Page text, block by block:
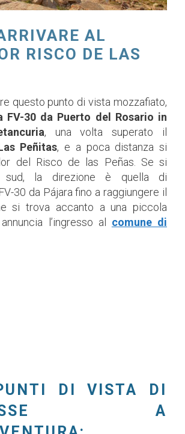
AL
RISCO DE LAS
questo punto di vista mozzafiato,
FV-30 da Puerto del Rosario in
, una volta superato il
Peñitas, e a poca distanza si
del Risco de las Peñas. Se si
sud, la direzione è quella di
30 da Pájara fino a raggiungere il
si trova accanto a una piccola
l’ingresso al comune di
DI VISTA DI
A